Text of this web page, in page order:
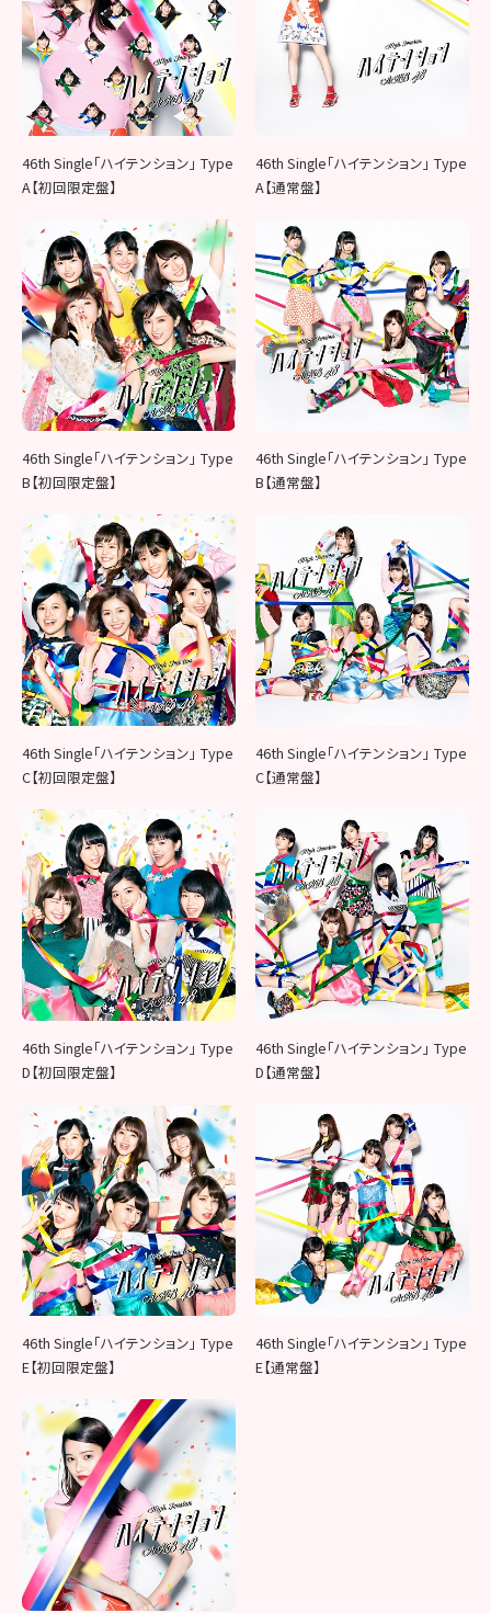
46th Single「ハイテンション」 Type
A【初回限定盤】
46th Single「ハイテンション」 Type
A【通常盤】
46th Single「ハイテンション」 Type
B【初回限定盤】
46th Single「ハイテンション」 Type
B【通常盤】
46th Single「ハイテンション」 Type
C【初回限定盤】
46th Single「ハイテンション」 Type
C【通常盤】
46th Single「ハイテンション」 Type
D【初回限定盤】
46th Single「ハイテンション」 Type
D【通常盤】
46th Single「ハイテンション」 Type
E【初回限定盤】
46th Single「ハイテンション」 Type
E【通常盤】